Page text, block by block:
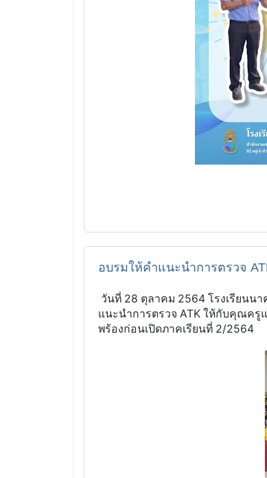
อบรมให้คำแนะนำการตรวจ
วันที่ 28 ตุลาคม 2564 โรงเรียนน
แนะนำการตรวจ ATK ให้กับคุณครู
พร้องก่อนเปิดภาคเรียนที่ 2/2564